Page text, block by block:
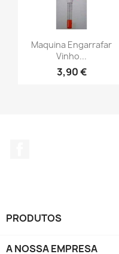
Maquina Engarrafar
Vinho...
3,90 €
PRODUTOS
A NOSSA EMPRESA